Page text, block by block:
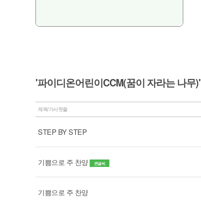
'파이디온어린이CCM(꿈이 자라는 나무)'
제목/가사첫줄
STEP BY STEP
기쁨으로 주 찬양 큰글씨
기쁨으로 주 찬양